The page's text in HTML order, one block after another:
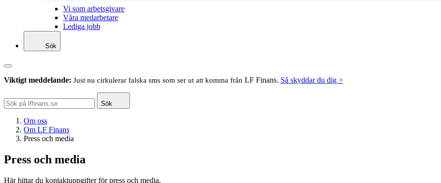
Vi som arbetsgivare
Våra medarbetare
Lediga jobb
Sök
Viktigt meddelande: Just nu cirkulerar falska sms som ser ut att komma från LF Finans. Så skyddar du dig >
Sök
Om oss
Om LF Finans
Press och media
Press och media
Här hittar du kontaktuppgifter för press och media.